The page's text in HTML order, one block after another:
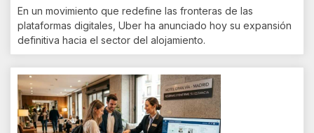
En un movimiento que redefine las fronteras de las
plataformas digitales, Uber ha anunciado hoy su expansión
definitiva hacia el sector del alojamiento.